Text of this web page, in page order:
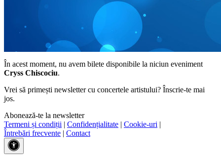
În acest moment, nu avem bilete disponibile la niciun eveniment
Cryss Chiscociu.
Vrei să primești newsletter cu concertele artistului? Înscrie-te mai
jos.
Abonează-te la newsletter
Termeni și condiții | Confidențialitate | Cookie-uri |
Întrebări frecvente | Contact